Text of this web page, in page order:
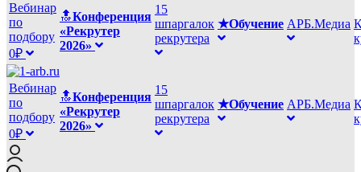
Вебинар
по
подбору
0₽
🔝Конференция
«Рекрутер
2026»
15
шпаргалок
рекрутера
★Обучение АРБ.Медиа
Вебинар
по
подбору
0₽
🔝Конференция
«Рекрутер
2026»
15
шпаргалок
рекрутера
★Обучение АРБ.Медиа